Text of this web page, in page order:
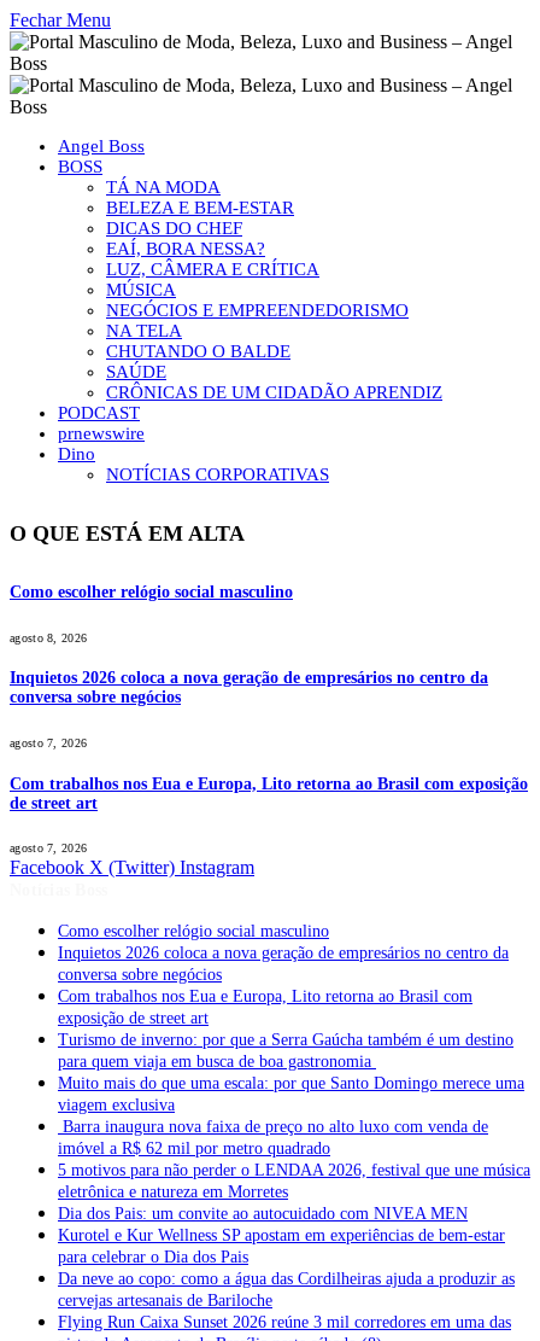
Fechar Menu
Angel Boss
BOSS
TÁ NA MODA
BELEZA E BEM-ESTAR
DICAS DO CHEF
EAÍ, BORA NESSA?
LUZ, CÂMERA E CRÍTICA
MÚSICA
NEGÓCIOS E EMPREENDEDORISMO
NA TELA
CHUTANDO O BALDE
SAÚDE
CRÔNICAS DE UM CIDADÃO APRENDIZ
PODCAST
prnewswire
Dino
NOTÍCIAS CORPORATIVAS
O QUE ESTÁ EM ALTA
Como escolher relógio social masculino
agosto 8, 2026
Inquietos 2026 coloca a nova geração de empresários no centro da
conversa sobre negócios
agosto 7, 2026
Com trabalhos nos Eua e Europa, Lito retorna ao Brasil com exposição
de street art
agosto 7, 2026
Facebook X (Twitter) Instagram
Como escolher relógio social masculino
Inquietos 2026 coloca a nova geração de empresários no centro da
conversa sobre negócios
Com trabalhos nos Eua e Europa, Lito retorna ao Brasil com
exposição de street art
Turismo de inverno: por que a Serra Gaúcha também é um destino
para quem viaja em busca de boa gastronomia
Muito mais do que uma escala: por que Santo Domingo merece uma
viagem exclusiva
Barra inaugura nova faixa de preço no alto luxo com venda de
imóvel a R$ 62 mil por metro quadrado
5 motivos para não perder o LENDAA 2026, festival que une música
eletrônica e natureza em Morretes
Dia dos Pais: um convite ao autocuidado com NIVEA MEN
Kurotel e Kur Wellness SP apostam em experiências de bem-estar
para celebrar o Dia dos Pais
Da neve ao copo: como a água das Cordilheiras ajuda a produzir as
cervejas artesanais de Bariloche
Flying Run Caixa Sunset 2026 reúne 3 mil corredores em uma das